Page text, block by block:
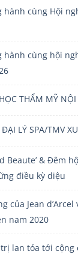
hành cùng Hội
hành cùng hội
THẨM MỸ
LÝ SPA/TMV
Beaute’ & Đêm
điều kỳ diệu
của Jean
nam 2020
lan tỏa tới cộng